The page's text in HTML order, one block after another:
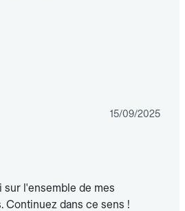
15/09/2025
sur l'ensemble de mes
Continuez dans ce sens !